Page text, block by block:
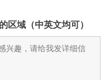
区域（中英文均可）